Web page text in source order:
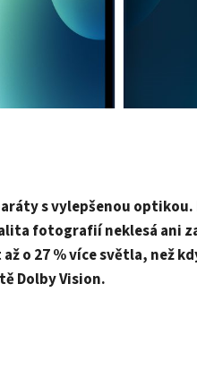
s vylepšenou
fotografií neklesá ani
o 27 % více světla, než
Dolby Vision.